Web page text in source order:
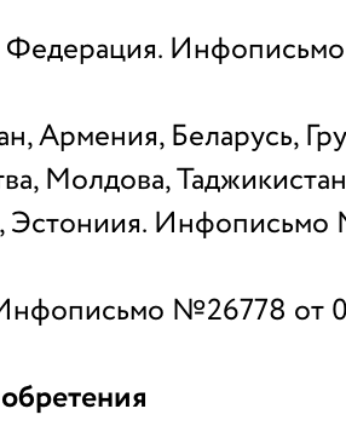
Федерация.
Армения, Беларусь,
Молдова,
Эстониия.
№26778 от